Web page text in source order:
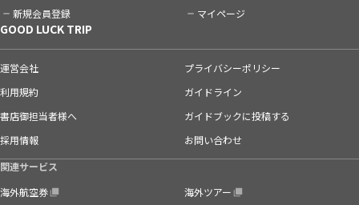
新規会員登録 マイページ
GOOD LUCK TRIP
運営会社
プライバシーポリシー
利用規約
ガイドライン
書店御担当者様へ
ガイドブックに投稿する
採用情報
お問い合わせ
関連サービス
海外航空券
海外ツアー